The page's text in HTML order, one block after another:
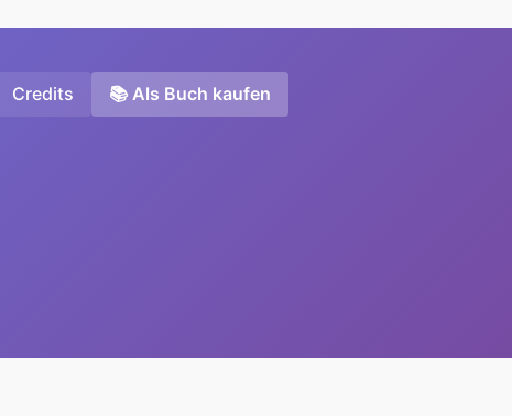
Credits 📚 Als Buch kaufen